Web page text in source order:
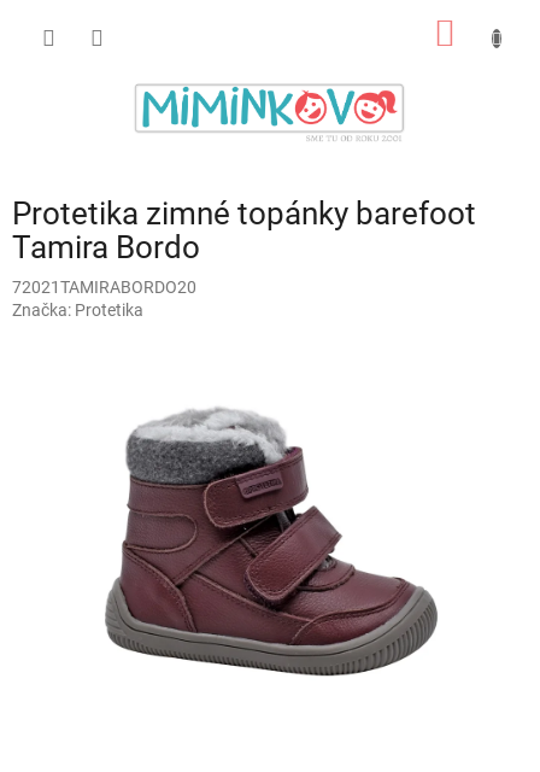
Protetika zimné topánky barefoot
Tamira Bordo
72021TAMIRABORDO20
Značka: Protetika